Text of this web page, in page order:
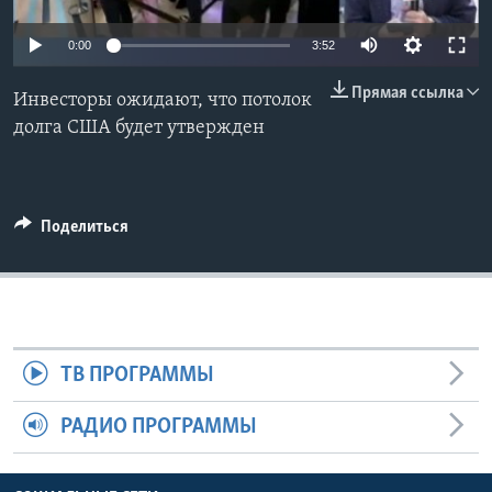
Learning English
СОЦИАЛЬНЫЕ СЕТИ
0:00 3:52
Прямая ссылка
Инвесторы ожидают, что потолок
долга США будет утвержден
Поделиться
ТВ ПРОГРАММЫ
РАДИО ПРОГРАММЫ